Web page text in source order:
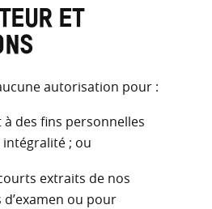
Saisir
les
de
RECHERCHER
et
autorisation pour :
des fins personnelles
; ou
extraits de nos
ou pour